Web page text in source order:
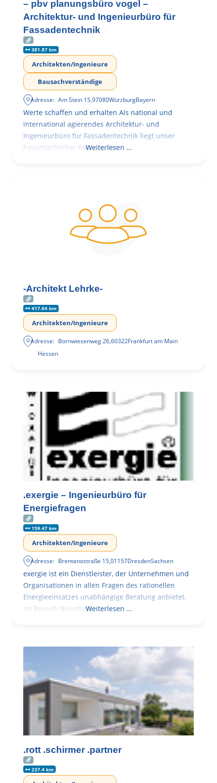
– pbv planungsbüro vogel –
Architektur- und Ingenieurbüro für
Fassadentechnik
381.87 km
Architekten/Ingenieure
Bausachverständige
Adresse: Am Stein 15,97080WürzburgBayern
Werte schaffen und erhalten Als national und
international agierendes Architektur- und
Ingenieurbüro für Fassadentechnik liegt unser
hauptsächlicher Fokus in der
Weiterlesen …
-Architekt Lehrke-
417.64 km
Architekten/Ingenieure
Adresse: Bornwiesenweg 26,60322Frankfurt am Main
Hessen
.exergie – Ingenieurbüro für
Energiefragen
159.47 km
Architekten/Ingenieure
Adresse: Brentanostraße 15,01157DresdenSachsen
exergie ist ein Dienstleister, der Unternehmen und
Organisationen in allen Fragen des rationellen
Energieeinsatzes unabhängige Beratung anbietet.
Im Bereich BauphysikWeiterlesen …
.rott .schirmer .partner
237.4 km